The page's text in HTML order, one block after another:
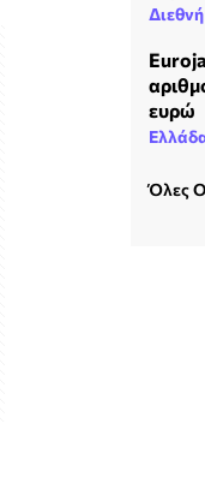
Διεθνή
ευρώ
Όλες